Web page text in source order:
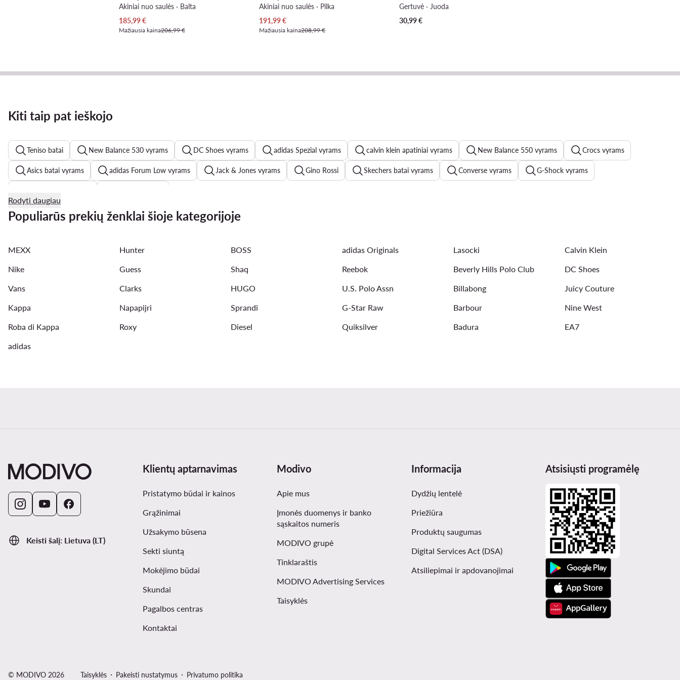
Akiniai nuo saulės · Balta
Dabartinė kaina
185,99€
Mažiausia kaina206,99 €
Akiniai nuo saulės · Pilka
Dabartinė kaina
191,99€
Mažiausia kaina208,99 €
Gertuvė · Juoda
30,99€
Kiti taip pat ieškojo
Teniso batai New Balance 530 vyrams DC Shoes vyrams adidas Spezial vyrams calvin klein apatiniai vyrams New Balance 550 vyrams Crocs vyrams
Asics batai vyrams adidas Forum Low vyrams Jack & Jones vyrams Gino Rossi Skechers batai vyrams Converse vyrams G-Shock vyrams
adidas Terrex vyrams Dr Martens batai vyrams New Balance vyrams
Rodyti daugiau
Populiarūs prekių ženklai šioje kategorijoje
MEXX Hunter BOSS adidas Originals Lasocki
Calvin Klein
Nike
Guess Shaq Reebok Beverly Hills Polo Club
DC Shoes
Vans
Clarks HUGO U.S. Polo Assn Billabong
Juicy Couture
Kappa
Napapijri Sprandi G-Star Raw Barbour
Nine West
Roba di Kappa
Roxy Diesel Quiksilver Badura
EA7
adidas
Keisti šalį: Lietuva (LT)
Klientų aptarnavimas
Pristatymo būdai ir kainos
Grąžinimai
Užsakymo būsena
Sekti siuntą
Mokėjimo būdai
Skundai
Pagalbos centras
Kontaktai
Modivo
Apie mus
Įmonės duomenys ir banko
sąskaitos numeris
MODIVO grupė
Tinklaraštis
MODIVO Advertising Services
Taisyklės
Informacija
Dydžių lentelė
Priežiūra
Produktų saugumas
Digital Services Act (DSA)
Atsiliepimai ir apdovanojimai
Atsisiųsti programėlę
© MODIVO 2026 Taisyklės Pakeisti nustatymus Privatumo politika